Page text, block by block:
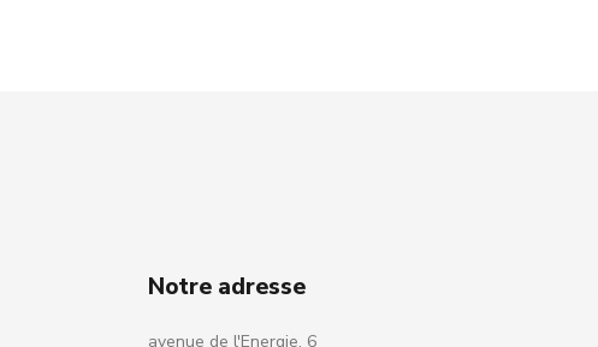
Notre adresse
avenue de l'Energie, 6